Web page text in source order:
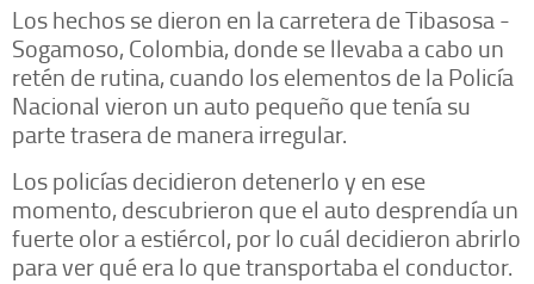
Los hechos se dieron en la carretera de Tibasosa -
Sogamoso, Colombia, donde se llevaba a cabo un
retén de rutina, cuando los elementos de la Policía
Nacional vieron un auto pequeño que tenía su
parte trasera de manera irregular.
Los policías decidieron detenerlo y en ese
momento, descubrieron que el auto desprendía un
fuerte olor a estiércol, por lo cuál decidieron abrirlo
para ver qué era lo que transportaba el conductor.